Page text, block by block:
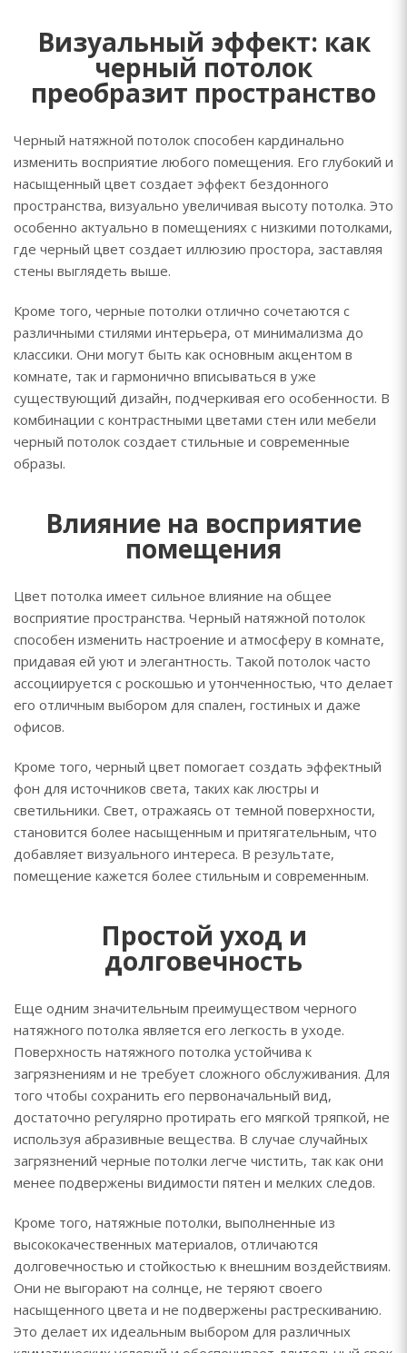
Визуальный эффект: как
черный потолок
преобразит пространство
Черный натяжной потолок способен кардинально
изменить восприятие любого помещения. Его глубокий и
насыщенный цвет создает эффект бездонного
пространства, визуально увеличивая высоту потолка. Это
особенно актуально в помещениях с низкими потолками,
где черный цвет создает иллюзию простора, заставляя
стены выглядеть выше.
Кроме того, черные потолки отлично сочетаются с
различными стилями интерьера, от минимализма до
классики. Они могут быть как основным акцентом в
комнате, так и гармонично вписываться в уже
существующий дизайн, подчеркивая его особенности. В
комбинации с контрастными цветами стен или мебели
черный потолок создает стильные и современные
образы.
Влияние на восприятие
помещения
Цвет потолка имеет сильное влияние на общее
восприятие пространства. Черный натяжной потолок
способен изменить настроение и атмосферу в комнате,
придавая ей уют и элегантность. Такой потолок часто
ассоциируется с роскошью и утонченностью, что делает
его отличным выбором для спален, гостиных и даже
офисов.
Кроме того, черный цвет помогает создать эффектный
фон для источников света, таких как люстры и
светильники. Свет, отражаясь от темной поверхности,
становится более насыщенным и притягательным, что
добавляет визуального интереса. В результате,
помещение кажется более стильным и современным.
Простой уход и
долговечность
Еще одним значительным преимуществом черного
натяжного потолка является его легкость в уходе.
Поверхность натяжного потолка устойчива к
загрязнениям и не требует сложного обслуживания. Для
того чтобы сохранить его первоначальный вид,
достаточно регулярно протирать его мягкой тряпкой, не
используя абразивные вещества. В случае случайных
загрязнений черные потолки легче чистить, так как они
менее подвержены видимости пятен и мелких следов.
Кроме того, натяжные потолки, выполненные из
высококачественных материалов, отличаются
долговечностью и стойкостью к внешним воздействиям.
Они не выгорают на солнце, не теряют своего
насыщенного цвета и не подвержены растрескиванию.
Это делает их идеальным выбором для различных